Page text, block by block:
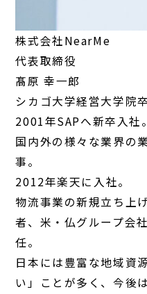
株式会社NearMe
代表取締役
髙原 幸一郎
シカゴ大学経営大学院卒
2001年SAPへ新卒入社。
国内外の様々な業界の
事。
2012年楽天に入社。
物流事業の新規立ち上
者、米・仏グループ会
任。
日本には豊富な地域資
い」ことが多く、今後